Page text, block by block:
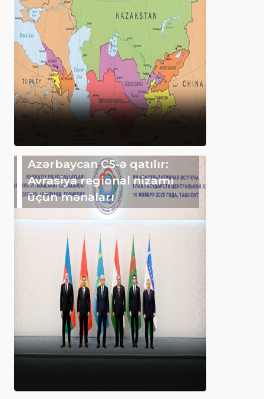
Azərbaycan C5-ə qatılır:
Avrasiya regional nizamı
üçün mənaları